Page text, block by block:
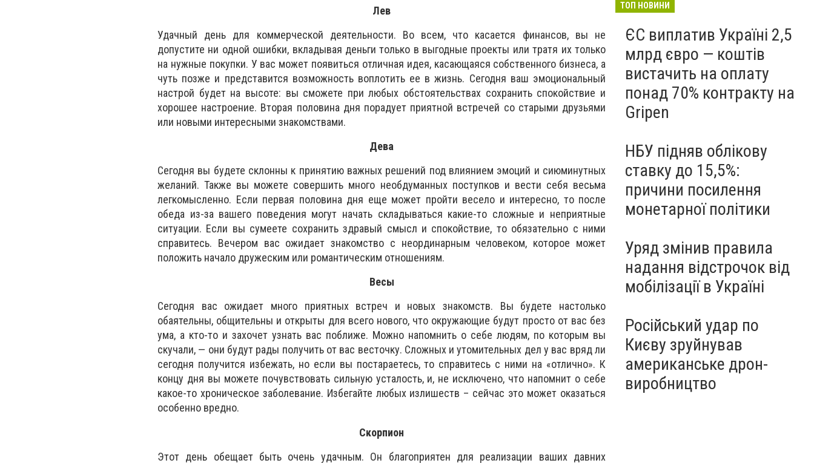
Лев
Удачный день для коммерческой деятельности. Во всем, что касается финансов, вы не
допустите ни одной ошибки, вкладывая деньги только в выгодные проекты или тратя их только
на нужные покупки. У вас может появиться отличная идея, касающаяся собственного бизнеса, а
чуть позже и представится возможность воплотить ее в жизнь. Сегодня ваш эмоциональный
настрой будет на высоте: вы сможете при любых обстоятельствах сохранить спокойствие и
хорошее настроение. Вторая половина дня порадует приятной встречей со старыми друзьями
или новыми интересными знакомствами.
Дева
Сегодня вы будете склонны к принятию важных решений под влиянием эмоций и сиюминутных
желаний. Также вы можете совершить много необдуманных поступков и вести себя весьма
легкомысленно. Если первая половина дня еще может пройти весело и интересно, то после
обеда из-за вашего поведения могут начать складываться какие-то сложные и неприятные
ситуации. Если вы сумеете сохранить здравый смысл и спокойствие, то обязательно с ними
справитесь. Вечером вас ожидает знакомство с неординарным человеком, которое может
положить начало дружеским или романтическим отношениям.
Весы
Сегодня вас ожидает много приятных встреч и новых знакомств. Вы будете настолько
обаятельны, общительны и открыты для всего нового, что окружающие будут просто от вас без
ума, а кто-то и захочет узнать вас поближе. Можно напомнить о себе людям, по которым вы
скучали, — они будут рады получить от вас весточку. Сложных и утомительных дел у вас вряд ли
сегодня получится избежать, но если вы постараетесь, то справитесь с ними на «отлично». К
концу дня вы можете почувствовать сильную усталость, и, не исключено, что напомнит о себе
какое-то хроническое заболевание. Избегайте любых излишеств – сейчас это может оказаться
особенно вредно.
Скорпион
Этот день обещает быть очень удачным. Он благоприятен для реализации ваших давних
ТОП НОВИНИ
ЄС виплатив Україні 2,5
млрд євро — коштів
вистачить на оплату
понад 70% контракту на
Gripen
НБУ підняв облікову
ставку до 15,5%:
причини посилення
монетарної політики
Уряд змінив правила
надання відстрочок від
мобілізації в Україні
Російський удар по
Києву зруйнував
американське дрон-
виробництво